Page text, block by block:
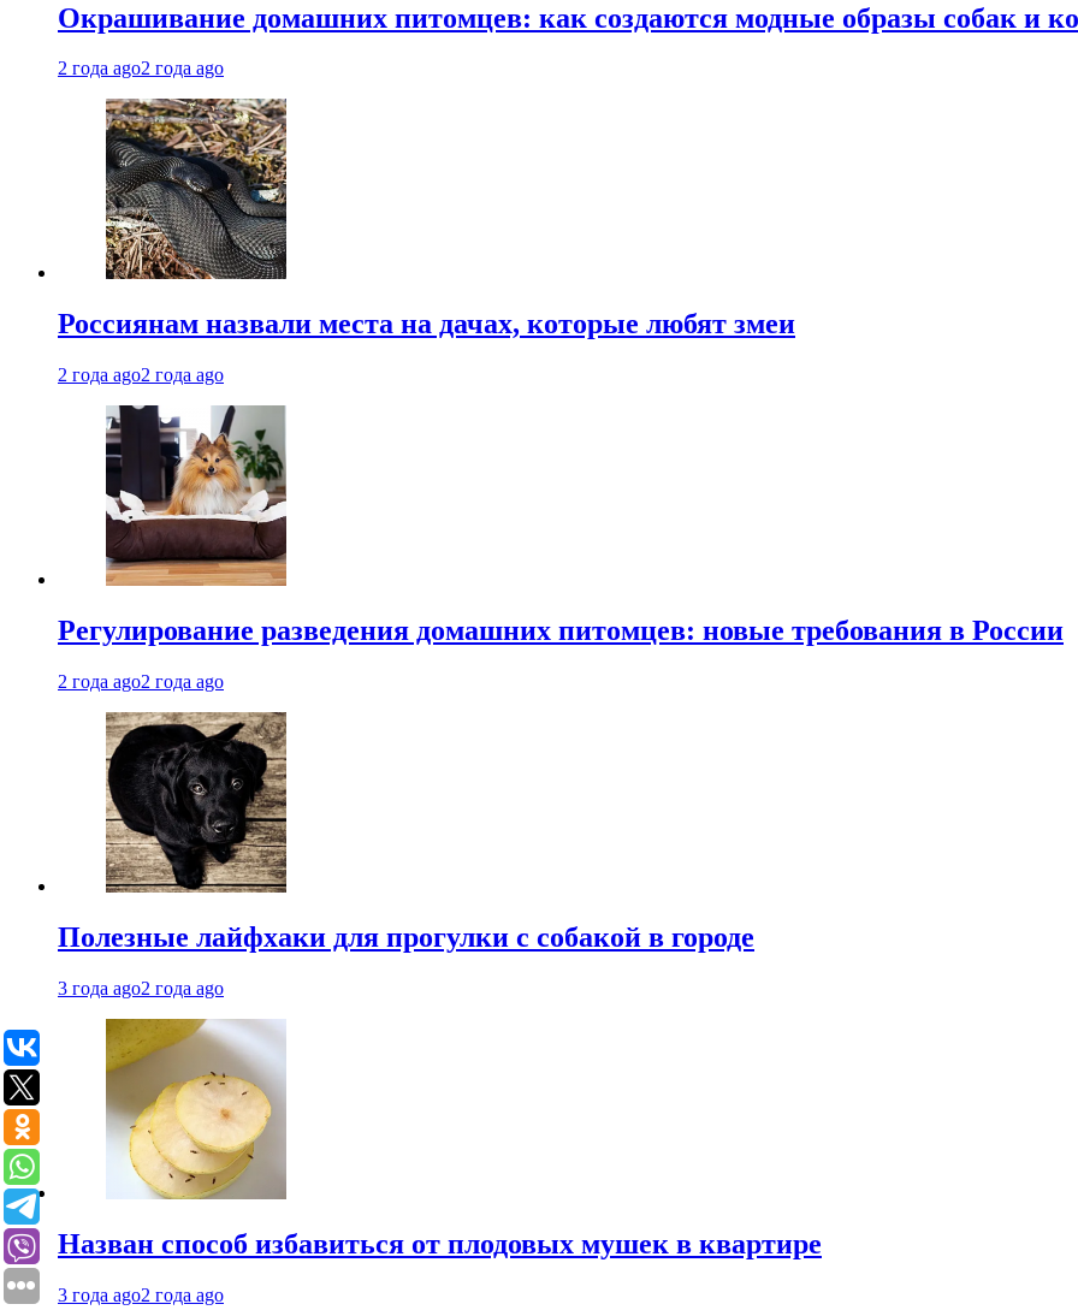
Окрашивание домашних питомцев: как создаются модные образы собак и
2 года ago2 года ago
Россиянам назвали места на дачах, которые любят змеи
2 года ago2 года ago
Регулирование разведения домашних питомцев: новые требования в России
2 года ago2 года ago
Полезные лайфхаки для прогулки с собакой в городе
3 года ago2 года ago
Назван способ избавиться от плодовых мушек в квартире
3 года ago2 года ago